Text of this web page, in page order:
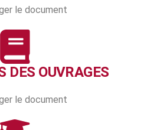
le document
DES OUVRAGES
le document